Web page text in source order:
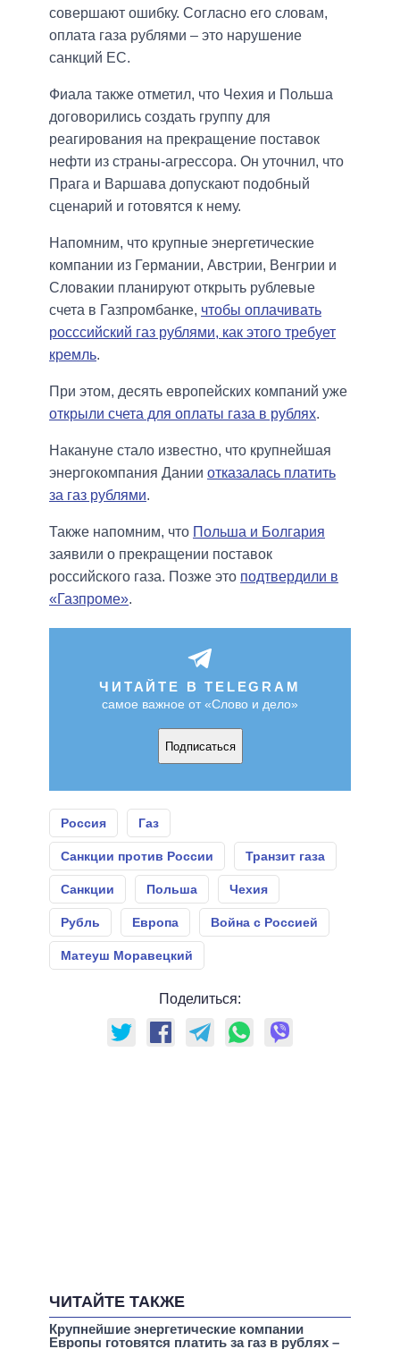
совершают ошибку. Согласно его словам,
оплата газа рублями – это нарушение
санкций ЕС.
Фиала также отметил, что Чехия и Польша
договорились создать группу для
реагирования на прекращение поставок
нефти из страны-агрессора. Он уточнил, что
Прага и Варшава допускают подобный
сценарий и готовятся к нему.
Напомним, что крупные энергетические
компании из Германии, Австрии, Венгрии и
Словакии планируют открыть рублевые
счета в Газпромбанке, чтобы оплачивать
росссийский газ рублями, как этого требует
кремль.
При этом, десять европейских компаний уже
открыли счета для оплаты газа в рублях.
Накануне стало известно, что крупнейшая
энергокомпания Дании отказалась платить
за газ рублями.
Также напомним, что Польша и Болгария
заявили о прекращении поставок
российского газа. Позже это подтвердили в
«Газпроме».
ЧИТАЙТЕ В TELEGRAM
самое важное от «Слово и дело»
Подписаться
Россия Газ
Санкции против России Транзит газа
Санкции Польша Чехия
Рубль Европа Война с Россией
Матеуш Моравецкий
Поделиться:
ЧИТАЙТЕ ТАКЖЕ
Крупнейшие энергетические компании
Европы готовятся платить за газ в рублях –